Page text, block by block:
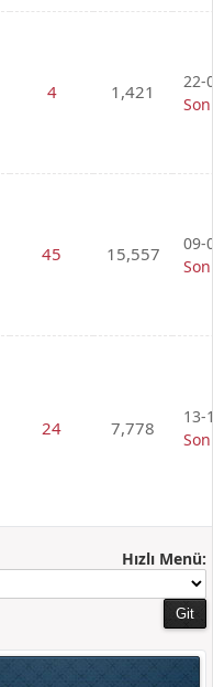
4 1,421
22-
45 15,557
09-
24 7,778
13-
Hızlı Menü: